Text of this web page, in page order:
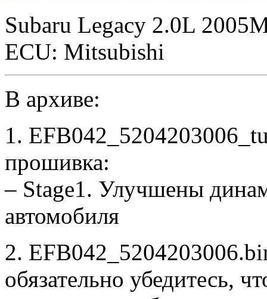
Subaru Legacy 2.0L
ECU: Mitsubishi
В архиве:
1.
прошивка:
– Stage1. Улучшены
автомобиля
2.
обязательно убедитесь,